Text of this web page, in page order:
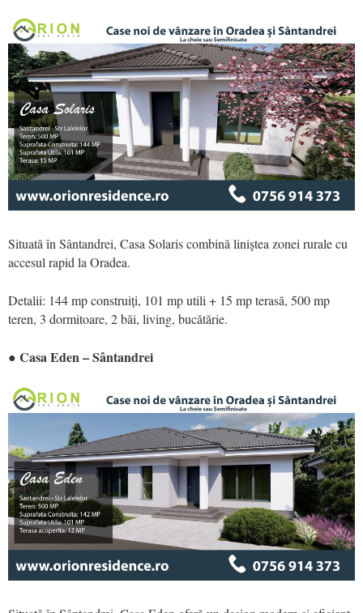
Situată în Sântandrei, Casa Solaris combină liniștea zonei rurale cu
accesul rapid la Oradea.
Detalii: 144 mp construiți, 101 mp utili + 15 mp terasă, 500 mp
teren, 3 dormitoare, 2 băi, living, bucătărie.
● Casa Eden – Sântandrei